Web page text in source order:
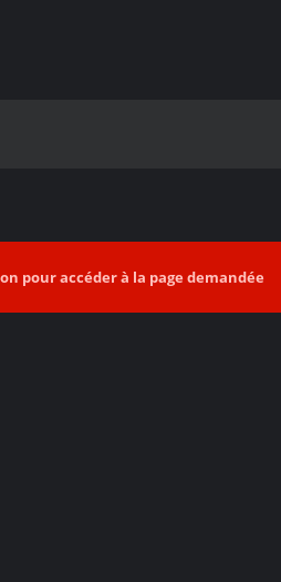
pour accéder à la page demandée